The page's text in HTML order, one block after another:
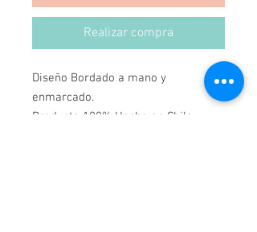
Realizar compra
Diseño Bordado a mano y
enmarcado.
Producto 100% Hecho en Chile.